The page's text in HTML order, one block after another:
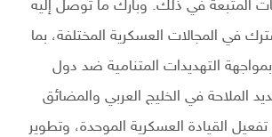
المتبعة في ذلك. وبارك ما توصل إليه
في المجالات العسكرية المختلفة، بما
التهديدات المتنامية ضد دول
الملاحة في الخليج العربي والمضائق
القيادة العسكرية الموحدة، وتطوير